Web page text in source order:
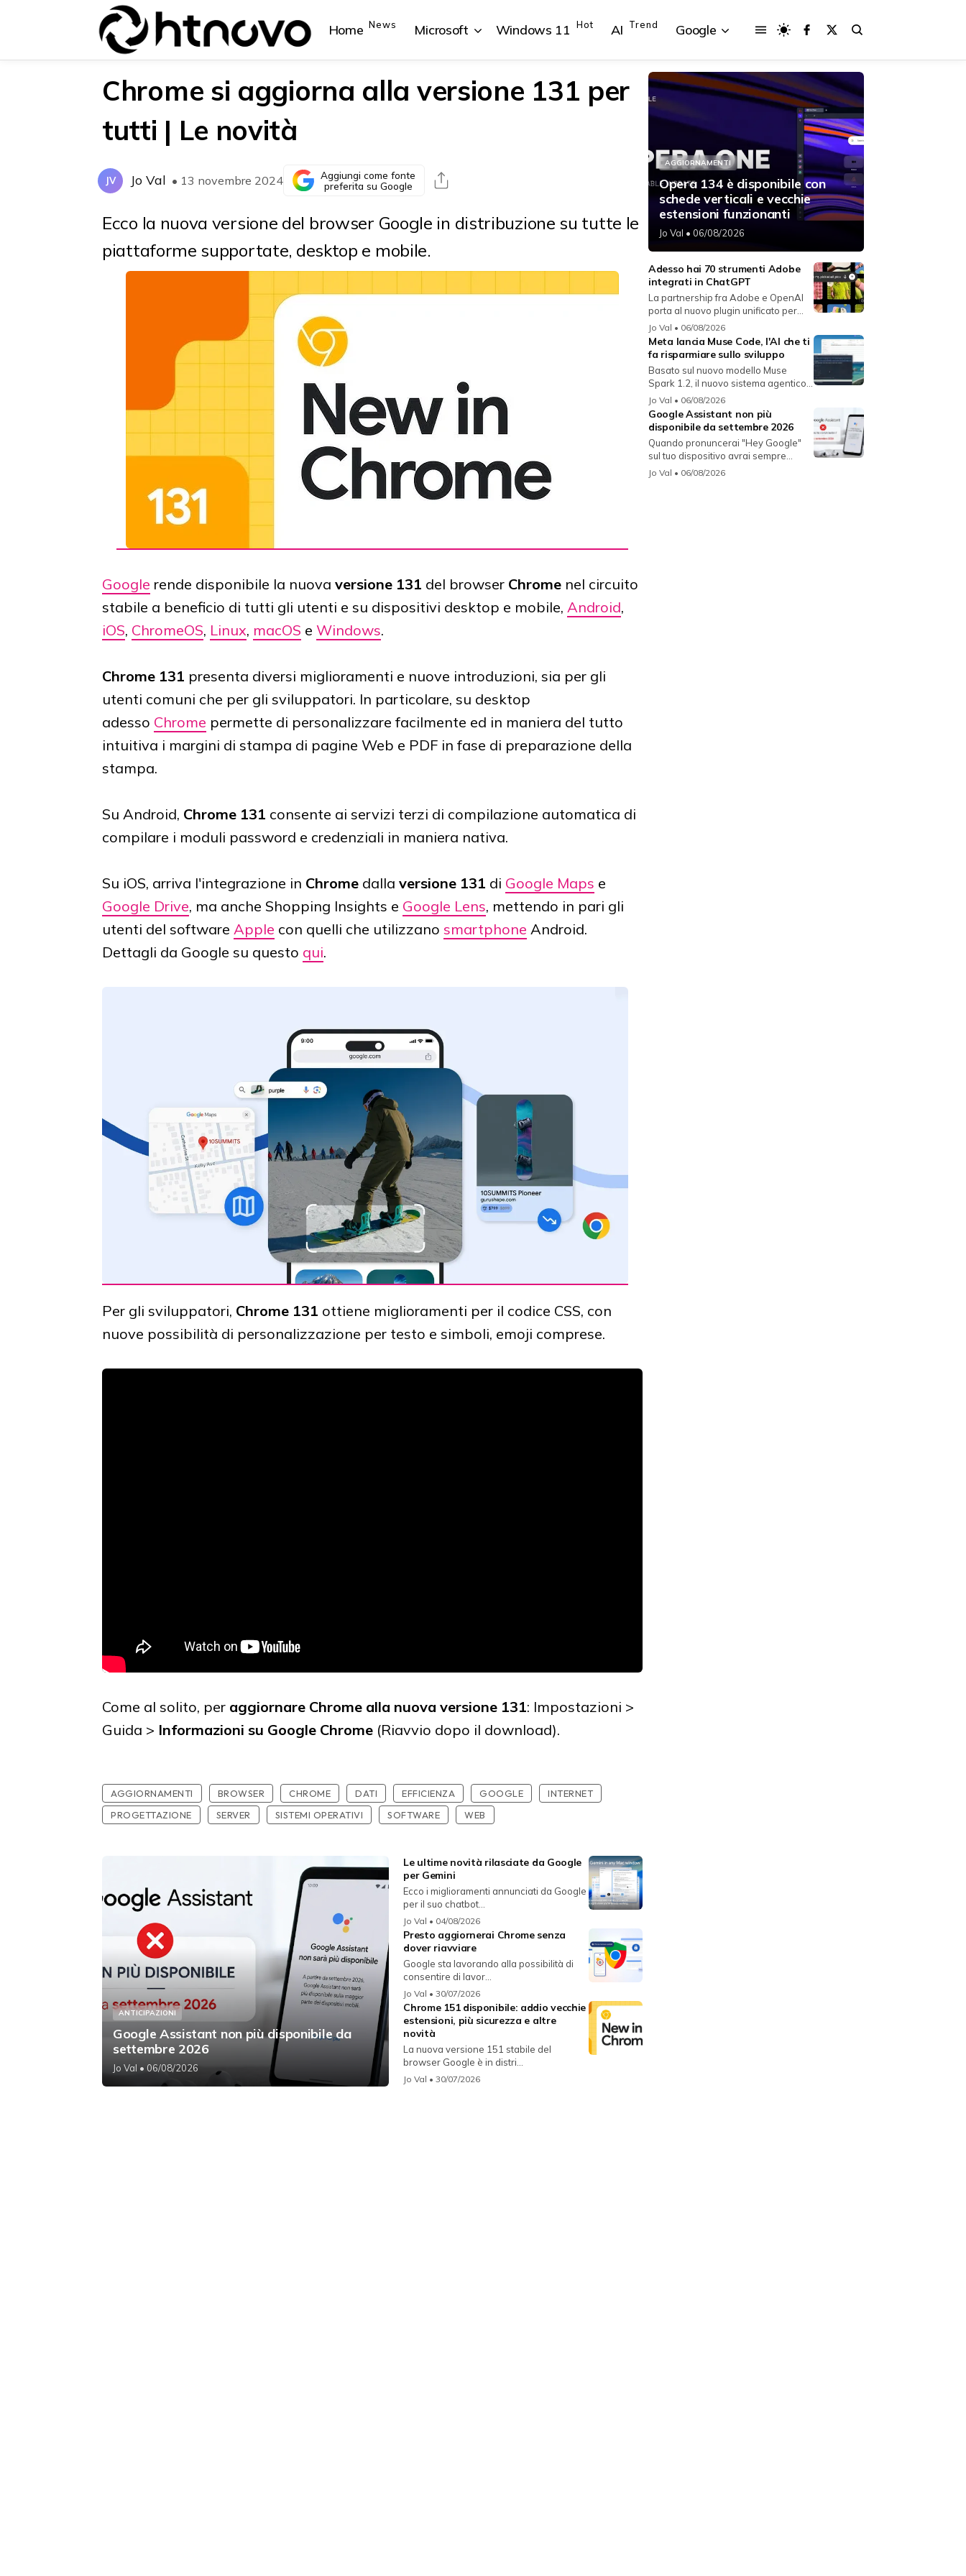
Home News Microsoft
{{POSTS[0].LABEL}} {{POSTS[3].LABEL}}
{{posts[3].title}}
Windows 11 Hot AI Trend Google
{{POSTS[0].LABEL}} {{POSTS[3].LABEL}}
{{posts[3].title}}
Chrome si aggiorna alla versione 131 per
tutti | Le novità
JV Jo Val • 13 novembre 2024
Aggiungi come fonte
preferita su Google
Ecco la nuova versione del browser Google in distribuzione su tutte le
piattaforme supportate, desktop e mobile.
Google rende disponibile la nuova versione 131 del browser Chrome nel circuito
stabile a beneficio di tutti gli utenti e su dispositivi desktop e mobile, Android,
iOS, ChromeOS, Linux, macOS e Windows.
Chrome 131 presenta diversi miglioramenti e nuove introduzioni, sia per gli
utenti comuni che per gli sviluppatori. In particolare, su desktop
adesso Chrome permette di personalizzare facilmente ed in maniera del tutto
intuitiva i margini di stampa di pagine Web e PDF in fase di preparazione della
stampa.
Su Android, Chrome 131 consente ai servizi terzi di compilazione automatica di
compilare i moduli password e credenziali in maniera nativa.
Su iOS, arriva l'integrazione in Chrome dalla versione 131 di Google Maps e
Google Drive, ma anche Shopping Insights e Google Lens, mettendo in pari gli
utenti del software Apple con quelli che utilizzano smartphone Android.
Dettagli da Google su questo qui.
Per gli sviluppatori, Chrome 131 ottiene miglioramenti per il codice CSS, con
nuove possibilità di personalizzazione per testo e simboli, emoji comprese.
Come al solito, per aggiornare Chrome alla nuova versione 131: Impostazioni >
Guida > Informazioni su Google Chrome (Riavvio dopo il download).
AGGIORNAMENTI BROWSER CHROME DATI EFFICIENZA GOOGLE
INTERNET
PROGETTAZIONE
SERVER SISTEMI OPERATIVI SOFTWARE WEB
ANTICIPAZIONI
Google Assistant non più disponibile da
settembre 2026
Jo Val • 06/08/2026
Le ultime novità rilasciate da Google
per Gemini
Ecco i miglioramenti annunciati da Google
per il suo chatbot...
Jo Val • 04/08/2026
Presto aggiornerai Chrome senza
dover riavviare
Google sta lavorando alla possibilità di
consentire di lavor...
Jo Val • 30/07/2026
Chrome 151 disponibile: addio vecchie
estensioni, più sicurezza e altre
novità
La nuova versione 151 stabile del
browser Google è in distri...
Jo Val • 30/07/2026
AGGIORNAMENTI
Opera 134 è disponibile con
schede verticali e vecchie
estensioni funzionanti
Jo Val • 06/08/2026
Adesso hai 70 strumenti Adobe
integrati in ChatGPT
La partnership fra Adobe e OpenAI
porta al nuovo plugin unificato per...
Jo Val • 06/08/2026
Meta lancia Muse Code, l'AI che ti
fa risparmiare sullo sviluppo
Basato sul nuovo modello Muse
Spark 1.2, il nuovo sistema agentico
fun...
Jo Val • 06/08/2026
Google Assistant non più
disponibile da settembre 2026
Quando pronuncerai "Hey Google"
sul tuo dispositivo avrai sempre
Gemin...
Jo Val • 06/08/2026